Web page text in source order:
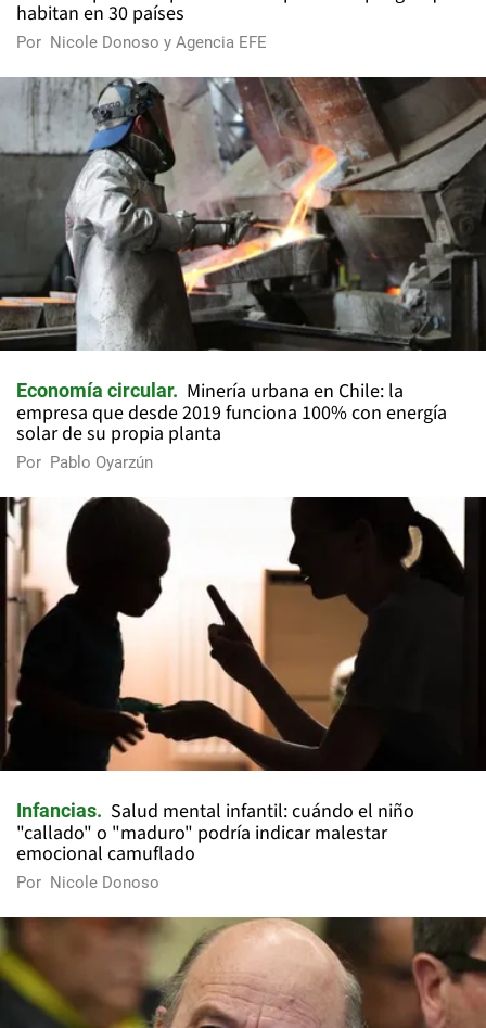
habitan en 30 países
Por Nicole Donoso y Agencia EFE
Economía circular
Minería urbana en Chile: la
empresa que desde 2019 funciona 100% con energía
solar de su propia planta
Por Pablo Oyarzún
Infancias
Salud mental infantil: cuándo el niño
"callado" o "maduro" podría indicar malestar
emocional camuflado
Por Nicole Donoso